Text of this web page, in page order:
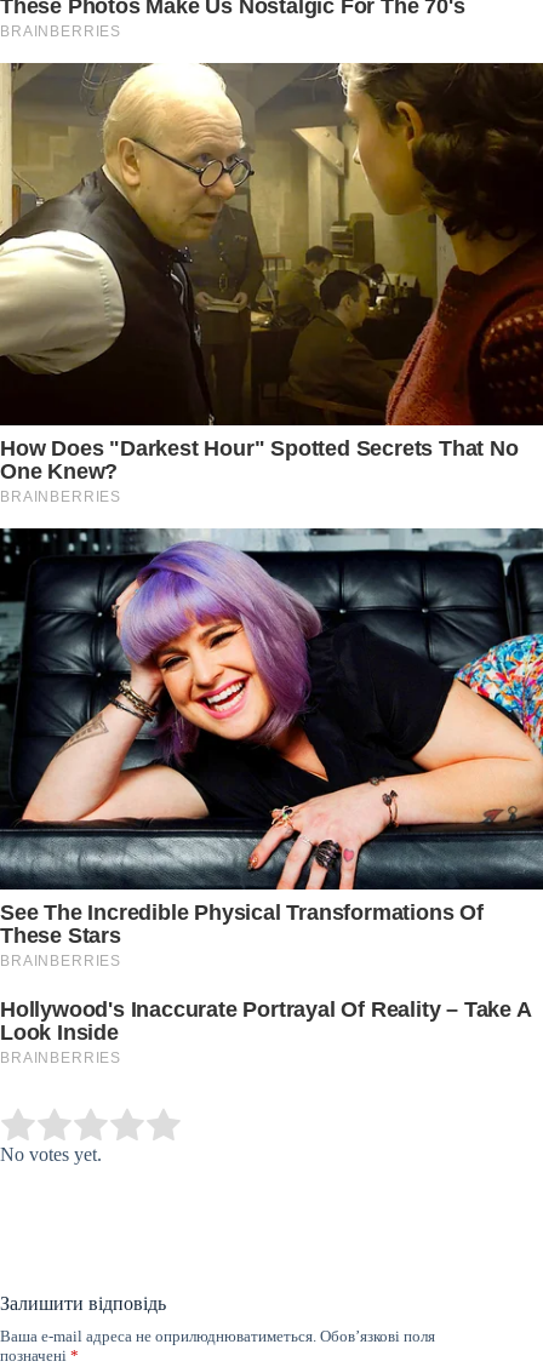
Rate this item:
No votes yet.
Залишити відповідь
Ваша e-mail адреса не оприлюднюватиметься. Обов’язкові поля
позначені *